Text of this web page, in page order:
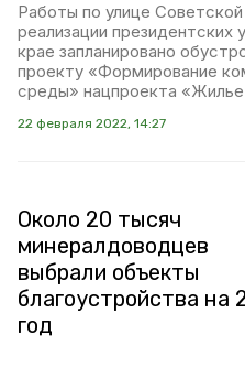
Работы по улице
реализации президентских
крае запланировано
проекту «Формирование
среды» нацпроекта
22 февраля 2022, 14:27
Около 20 тысяч
минералдоводцев
выбрали объекты
благоустройства на
год